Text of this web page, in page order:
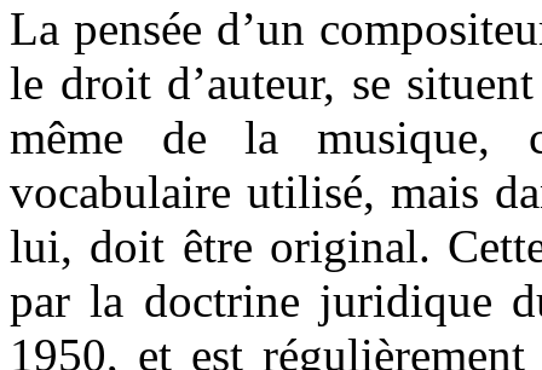
La pensée d’un
le droit d’auteur, se
même de la musique,
vocabulaire utilisé, mais
lui, doit être original.
par la doctrine juridique
1950, et est